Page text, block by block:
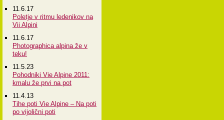
11.6.17
Poletje v ritmu ledenikov na
Vii Alpini
11.6.17
Photographica alpina že v
teku!
11.5.23
Pohodniki Vie Alpine 2011:
kmalu že prvi na pot
11.4.13
Tihe poti Vie Alpine – Na poti
po vijolični poti